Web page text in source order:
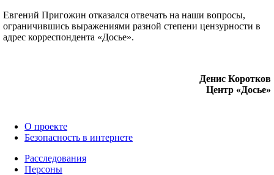
Евгений Пригожин отказался отвечать на наши вопросы,
ограничившись выражениями разной степени цензурности в
адрес корреспондента «Досье».
Денис Коротков
Центр «Досье»
О проекте
Безопасность в интернете
Расследования
Персоны